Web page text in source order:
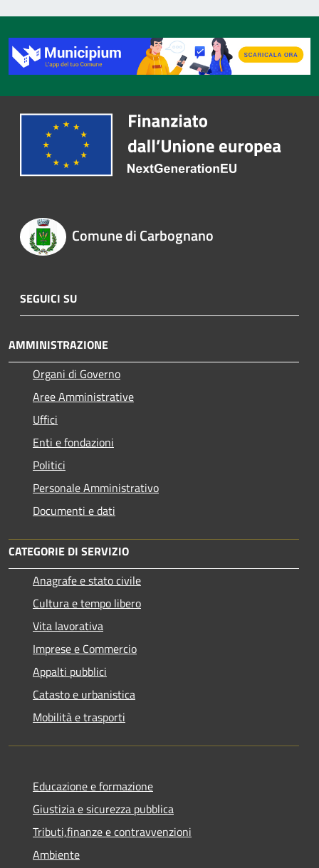
Comune di Carbognano
SEGUICI SU
AMMINISTRAZIONE
Organi di Governo
Aree Amministrative
Uffici
Enti e fondazioni
Politici
Personale Amministrativo
Documenti e dati
CATEGORIE DI SERVIZIO
Anagrafe e stato civile
Cultura e tempo libero
Vita lavorativa
Imprese e Commercio
Appalti pubblici
Catasto e urbanistica
Mobilità e trasporti
Educazione e formazione
Giustizia e sicurezza pubblica
Tributi,finanze e contravvenzioni
Ambiente